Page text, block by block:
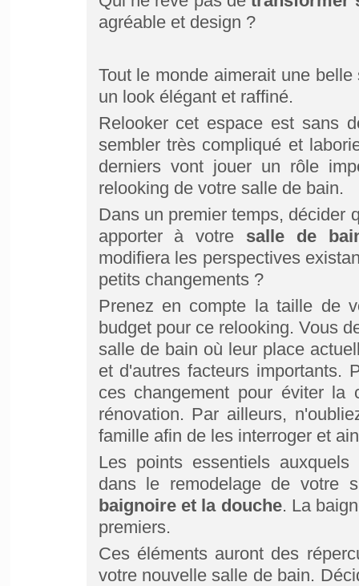
agréable et design ?
Tout le monde aimerait une
un look élégant et raffiné.
Relooker cet espace est sans
sembler très compliqué et
derniers vont jouer un rôle
relooking de votre salle de bain.
Dans un premier temps, décider
apporter à votre salle de
modifiera les perspectives
petits changements ?
Prenez en compte la taille de
budget pour ce relooking. Vous
salle de bain où leur place
et d'autres facteurs importants.
ces changement pour éviter la
rénovation. Par ailleurs,
famille afin de les interroger et
Les points essentiels
dans le remodelage de
baignoire et la douche. La
premiers.
Ces éléments auront des
votre nouvelle salle de bain.